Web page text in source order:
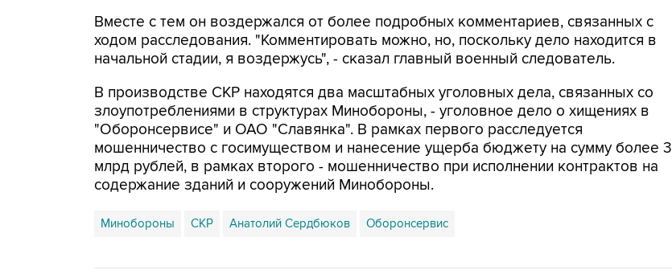
Вместе с тем он воздержался от более подробных комментариев, связанных с
ходом расследования. "Комментировать можно, но, поскольку дело находится в
начальной стадии, я воздержусь", - сказал главный военный следователь.
В производстве СКР находятся два масштабных уголовных дела, связанных со
злоупотреблениями в структурах Минобороны, - уголовное дело о хищениях в
"Оборонсервисе" и ОАО "Славянка". В рамках первого расследуется
мошенничество с госимуществом и нанесение ущерба бюджету на сумму более 3
млрд рублей, в рамках второго - мошенничество при исполнении контрактов на
содержание зданий и сооружений Минобороны.
Минобороны СКР Анатолий Сердбюков Оборонсервис